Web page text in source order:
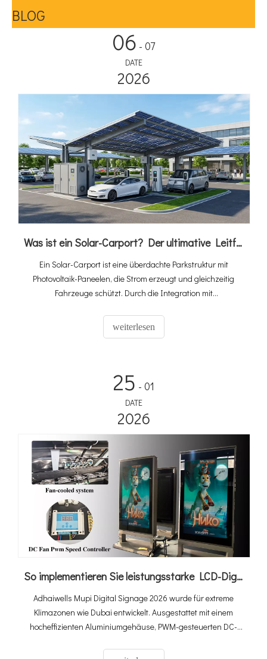
BLOG
06 - 07
DATE
2026
Was ist ein Solar-Carport? Der ultimative Leitfaden zur PV-, Speicher- und EV-Ladeintegration
Ein Solar-Carport ist eine überdachte Parkstruktur mit
Photovoltaik-Paneelen, die Strom erzeugt und gleichzeitig
Fahrzeuge schützt. Durch die Integration mit
entsteht ein vollständiges „Solarspeicher-Ladeökosystem“,
das ungenutzten Parkplatz in einen umsatzgenerierenden
und der Solar-Carport-Markt bis 2034 voraussichtlich um 10,6
% CAGR auf 2,67 Milliarden US-Dollar wachsen wird, werden
integrierte Lösungen schnell zum Standard für kommerzielle
und öffentliche Ladeinfrastruktur.
weiterlesen
25 - 01
DATE
2026
So implementieren Sie leistungsstarke LCD-Digital-Signage-Systeme für den Außenbereich bei extremer Hitze von 60 °C in Dubai
Adhaiwells Mupi Digital Signage 2026 wurde für extreme
Klimazonen wie Dubai entwickelt. Ausgestattet mit einem
hocheffizienten Aluminiumgehäuse, PWM-gesteuerten DC-
unser System auch bei 60 °C Umgebungstemperatur voll